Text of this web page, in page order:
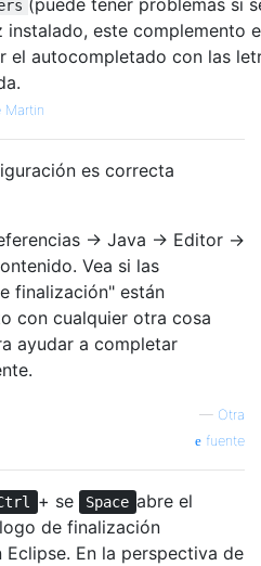
instalado, este complemento
el autocompletado con las
Martin
es correcta
-> Java -> Editor ->
Vea si las
finalización" están
con cualquier otra cosa
ayudar a completar
— Otra
fuente
+ se Space abre el
de finalización
Eclipse. En la perspectiva de